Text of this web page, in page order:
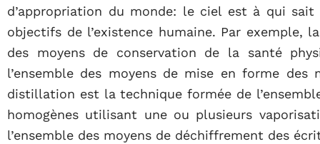
d’appropriation du monde: le ciel est à qui
objectifs de l’existence humaine. Par exemple,
des moyens de conservation de la santé
l’ensemble des moyens de mise en forme
distillation est la technique formée de
homogènes utilisant une ou plusieurs
l’ensemble des moyens de déchiffrement des